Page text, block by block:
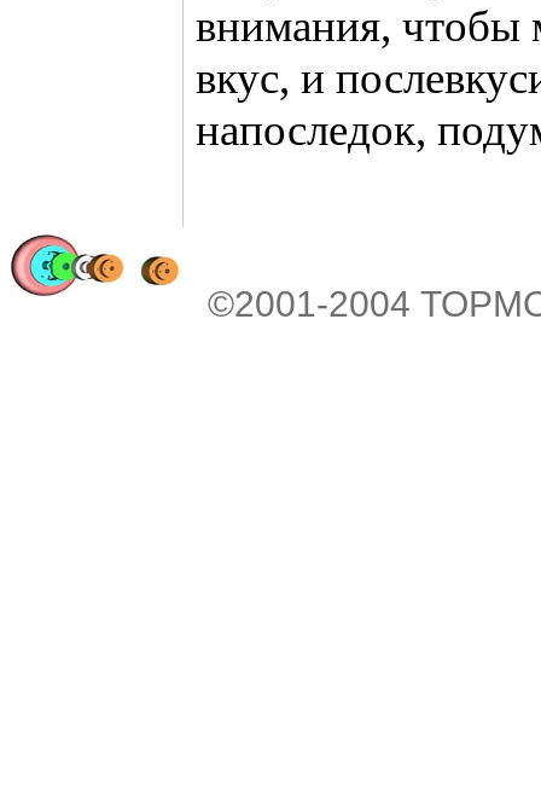
внимания, чтобы
вкус, и
напоследок,
©2001-2004